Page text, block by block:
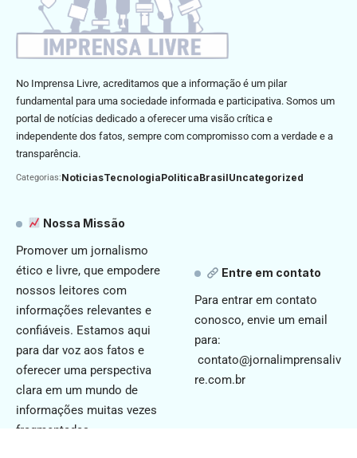
No Imprensa Livre, acreditamos que a informação é um pilar
fundamental para uma sociedade informada e participativa. Somos um
portal de notícias dedicado a oferecer uma visão crítica e
independente dos fatos, sempre com compromisso com a verdade e a
transparência.
Categorias:NoticiasTecnologiaPoliticaBrasilUncategorized
Nossa Missão
Promover um jornalismo
ético e livre, que empodere
nossos leitores com
informações relevantes e
confiáveis. Estamos aqui
para dar voz aos fatos e
oferecer uma perspectiva
clara em um mundo de
informações muitas vezes
fragmentadas.
Entre em contato
Para entrar em contato
conosco, envie um email
para:
contato@jornalimprensaliv
re.com.br